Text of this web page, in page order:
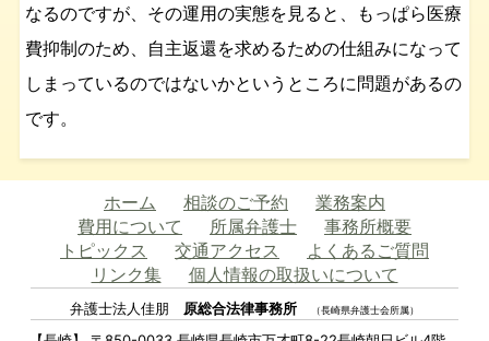
なるのですが、その運用の実態を見ると、もっぱら医療
費抑制のため、自主返還を求めるための仕組みになって
しまっているのではないかというところに問題があるの
です。
ホーム 相談のご予約
業務案内
費用について
所属弁護士
事務所概要
トピックス
交通アクセス
よくあるご質問
リンク集
個人情報の取扱いについて
弁護士法人佳朋 原総合法律事務所 （長崎県弁護士会所属）